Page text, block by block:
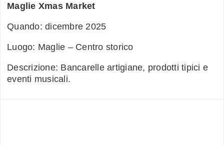
Maglie Xmas Market
Quando: dicembre 2025
Luogo: Maglie – Centro storico
Descrizione: Bancarelle artigiane, prodotti tipici e
eventi musicali.